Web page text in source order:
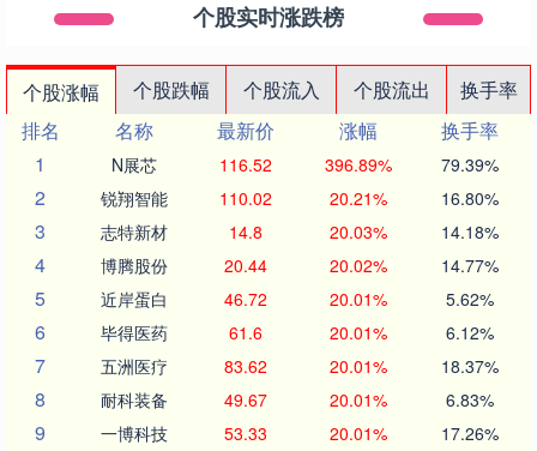
个股实时涨跌榜
个股涨幅 个股跌幅 个股流入 个股流出
换手率
排名
名称 最新价 涨幅
换手率
1
N展芯 116.52 396.89% 79.39%
2 锐翔智能 110.02 20.21% 16.80%
3 志特新材 14.8 20.03% 14.18%
4 博腾股份 20.44 20.02% 14.77%
5 近岸蛋白 46.72 20.01% 5.62%
6 毕得医药 61.6 20.01% 6.12%
7 五洲医疗 83.62 20.01% 18.37%
8 耐科装备 49.67 20.01% 6.83%
9 一博科技 53.33 20.01% 17.26%